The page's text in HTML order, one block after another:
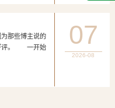
那些博主说的
好评。 一开始
07
2026-08